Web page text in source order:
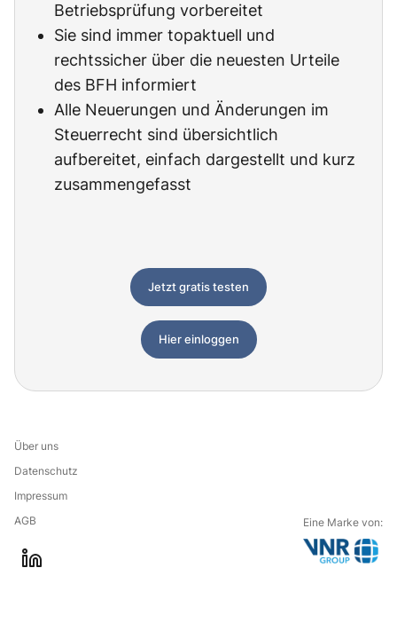
Betriebsprüfung vorbereitet
Sie sind immer topaktuell und
rechtssicher über die neuesten Urteile
des BFH informiert
Alle Neuerungen und Änderungen im
Steuerrecht sind übersichtlich
aufbereitet, einfach dargestellt und kurz
zusammengefasst
Jetzt gratis testen
Hier einloggen
Über uns
Datenschutz
Impressum
AGB
Eine Marke von: